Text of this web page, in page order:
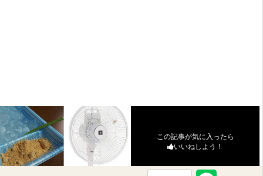
この記事が気に入ったら
いいねしよう！